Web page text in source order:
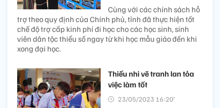
Cùng với các chính sách hỗ
trợ theo quy định của Chính phủ, tỉnh đã thực hiện tốt
chế độ trợ cấp kinh phí đi học cho các học sinh, sinh
viên dân tộc thiểu số ngay từ khi học mẫu giáo đến khi
xong đại học.
Thiếu nhi vẽ tranh lan tỏa
việc làm tốt
23/05/2023 16:20’